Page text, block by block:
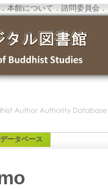
．本館について ．諮問委員会 ．
ータベース